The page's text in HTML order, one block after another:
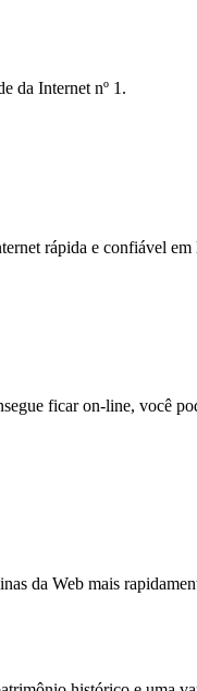
da Internet nº 1.
rápida e confiável
ficar on-line, você
da Web mais